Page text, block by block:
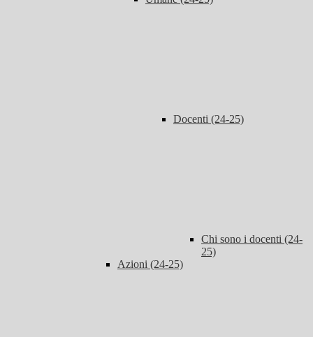
Docenti (24-25)
Chi sono i docenti (24-
25)
Azioni (24-25)